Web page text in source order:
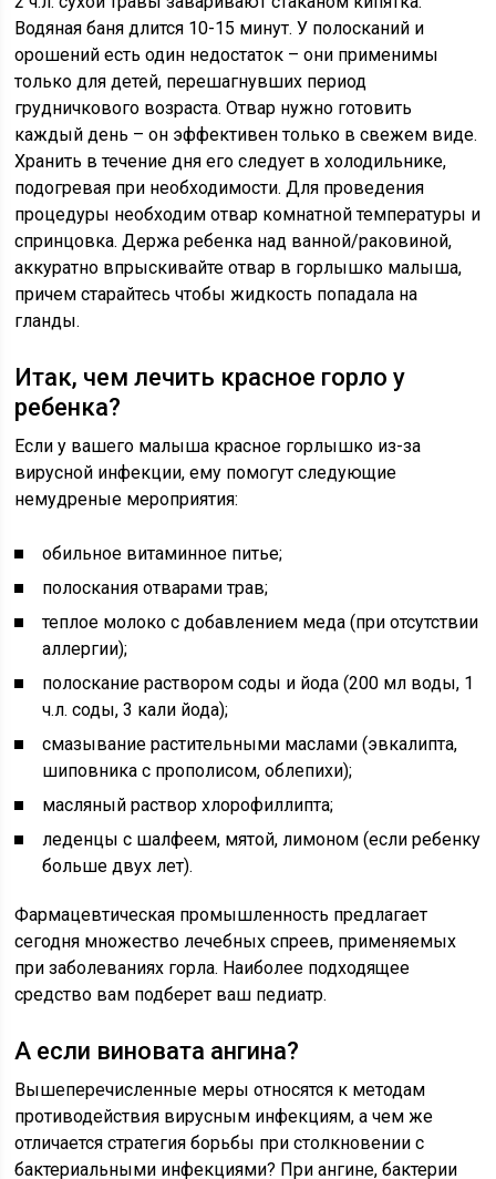
Водяная баня длится 10-15 минут. У полосканий и
орошений есть один недостаток – они применимы
только для детей, перешагнувших период
грудничкового возраста. Отвар нужно готовить
каждый день – он эффективен только в свежем виде.
Хранить в течение дня его следует в холодильнике,
подогревая при необходимости. Для проведения
процедуры необходим отвар комнатной температуры и
спринцовка. Держа ребенка над ванной/раковиной,
аккуратно впрыскивайте отвар в горлышко малыша,
причем старайтесь чтобы жидкость попадала на
гланды.
Итак, чем лечить красное горло у
ребенка?
Если у вашего малыша красное горлышко из-за
вирусной инфекции, ему помогут следующие
немудреные мероприятия:
обильное витаминное питье;
полоскания отварами трав;
теплое молоко с добавлением меда (при отсутствии
аллергии);
полоскание раствором соды и йода (200 мл воды, 1
ч.л. соды, 3 кали йода);
смазывание растительными маслами (эвкалипта,
шиповника с прополисом, облепихи);
масляный раствор хлорофиллипта;
леденцы с шалфеем, мятой, лимоном (если ребенку
больше двух лет).
Фармацевтическая промышленность предлагает
сегодня множество лечебных спреев, применяемых
при заболеваниях горла. Наиболее подходящее
средство вам подберет ваш педиатр.
А если виновата ангина?
Вышеперечисленные меры относятся к методам
противодействия вирусным инфекциям, а чем же
отличается стратегия борьбы при столкновении с
бактериальными инфекциями? При ангине, бактерии